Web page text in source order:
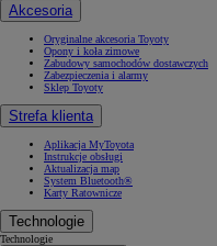
Akcesoria
Oryginalne akcesoria Toyoty
Opony i koła zimowe
Zabudowy samochodów dostawczych
Zabezpieczenia i alarmy
Sklep Toyoty
Strefa klienta
Aplikacja MyToyota
Instrukcje obsługi
Aktualizacja map
System Bluetooth®
Karty Ratownicze
Technologie
Technologie